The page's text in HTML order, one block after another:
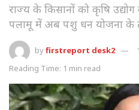
राज्य के किसानों को कृषि
पलामू में अब पशु धन योजना के
byfirstreport desk2
Reading Time: 1 min read